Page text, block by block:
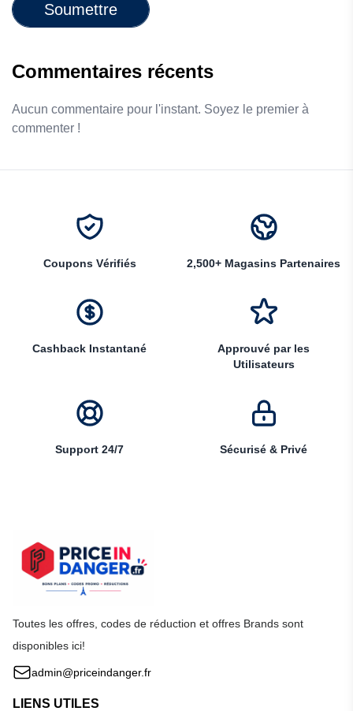
Soumettre
Commentaires récents
Aucun commentaire pour l'instant. Soyez le premier à
commenter !
Coupons Vérifiés 2,500+ Magasins Partenaires
Cashback Instantané
Approuvé par les
Utilisateurs
Support 24/7 Sécurisé & Privé
Toutes les offres, codes de réduction et offres Brands sont
disponibles ici!
admin@priceindanger.fr
LIENS UTILES